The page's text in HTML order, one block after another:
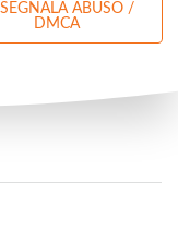
DMCA